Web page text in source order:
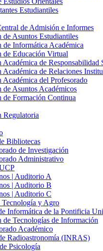
Estudiantiles
de Admisión e Informes
de Asuntos Estudiantiles
de Informática Académica
de Educación Virtual
Académica de Responsabilidad
Académica de Relaciones
Académica del Profesorado
de Asuntos Académicos
de Formación Continua
Regulatoria
Bibliotecas
de Investigación
Administrativo
| Auditorio A
| Auditorio B
| Auditorio C
y Agro
Informática de la Pontificia
de Tecnologías de Información
Académico
Radioastronomía (INRAS)
Psicología